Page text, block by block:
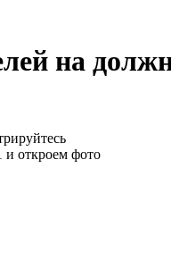
на
и откроем фото